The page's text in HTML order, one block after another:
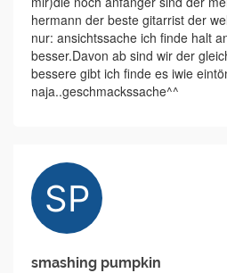
hermann der beste gitarrist der
nur: ansichtssache ich finde halt
besser.Davon ab sind wir der
bessere gibt ich finde es iwie
naja..geschmackssache^^
smashing pumpkin